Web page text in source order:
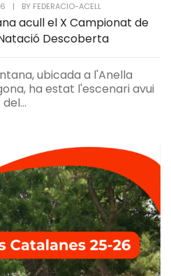
| BY FEDERACIO-ACELL
acull el X Campionat de
Descoberta
ubicada a l'Anella
ha estat l'escenari avui
del...